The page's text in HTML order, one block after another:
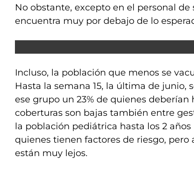
No obstante, excepto en el personal de
encuentra muy por debajo de lo
Incluso, la población que menos se
Hasta la semana 15, la última de junio,
ese grupo un 23% de quienes deberían
coberturas son bajas también entre
la población pediátrica hasta los 2 años
quienes tienen factores de riesgo, pero
están muy lejos.